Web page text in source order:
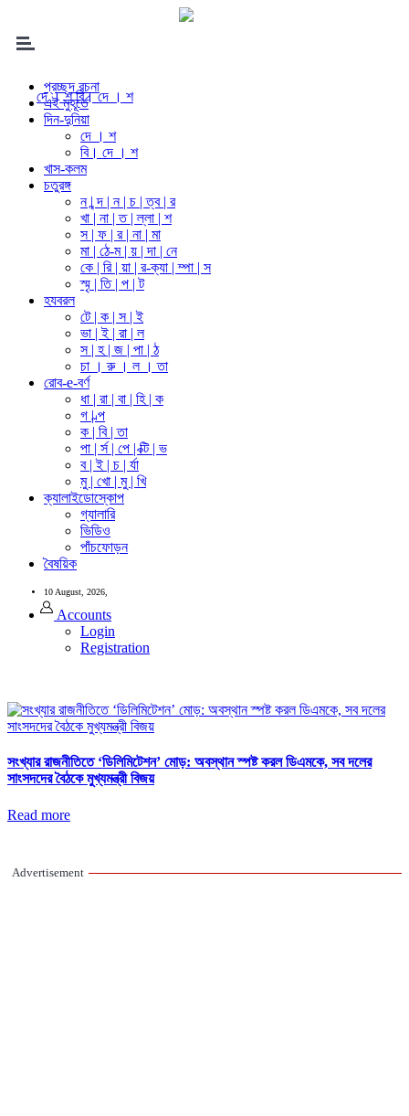
প্রচ্ছদ রচনা
এই মুহূর্তে
দিন-দুনিয়া
দে । শ
বি। দে । শ
খাস-কলম
চতুরঙ্গ
ন | ন্দ | ন | চ | ত্ব | র
খা | না | ত | ল্লা | শ
স | ফ | র | না | মা
মা | ঠে-ম | য় | দা | নে
কে | রি | য়া | র-ক্যা | ম্পা | স
স্মৃ | তি | প | ট
হযবরল
টে | ক | স | ই
ভা | ই | রা | ল
স | হ | জ | পা | ঠ
চা । রু । ল । তা
রোব-e-বর্ণ
ধা | রা | বা | হি | ক
গ | ল্প
ক | বি | তা
পা | র্স | পে | ক্টি | ভ
ব | ই | চ | র্যা
মু | খো | মু | খি
ক্যালাইডোস্কোপ
গ্যালারি
ভিডিও
পাঁচফোড়ন
বৈষয়িক
10 August, 2026,
Accounts
Login
Registration
দে । শ বি। দে । শ
সংখ্যার রাজনীতিতে ‘ডিলিমিটেশন’ মোড়: অবস্থান স্পষ্ট করল ডিএমকে, সব দলের
সাংসদদের বৈঠকে মুখ্যমন্ত্রী বিজয়
Read more
Advertisement